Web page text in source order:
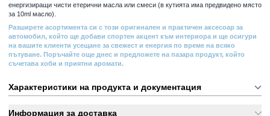
енергизиращи чисти етерични масла или смеси (в кутията има предвидено място
за 10ml масло).
Разширете асортимента си с този оригинален и практичен аксесоар за
автомобил, който ще добави спортен акцент към интериора и ще осигури
на вашите клиенти усещане за свежест и енергия по време на всяко
пътуване. Поръчайте още днес и предложете на пазара продукт, който
съчетава хоби и приятни аромати.
Характеристики на продукта и документация
Информация за доставка